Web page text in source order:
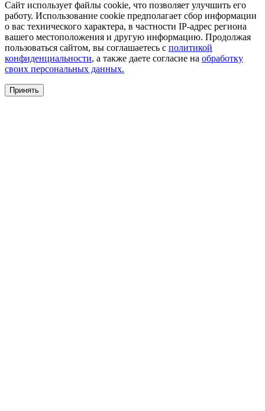
Сайт использует файлы cookie, что позволяет улучшить его
работу. Использование cookie предполагает сбор информации
о вас технического характера, в частности IP-адрес региона
вашего местоположения и другую информацию. Продолжая
пользоваться сайтом, вы соглашаетесь с политикой
конфиденциальности, а также даете согласие на обработку
своих персональных данных.
Принять